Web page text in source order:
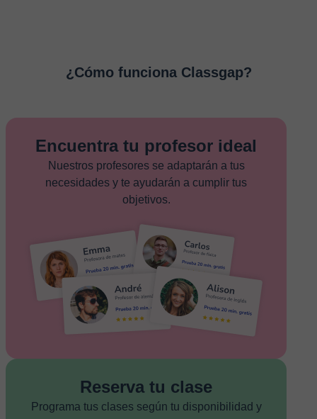
¿Cómo funciona Classgap?
Encuentra tu profesor ideal
Nuestros profesores se adaptarán a tus
necesidades y te ayudarán a cumplir tus
objetivos.
Reserva tu clase
Programa tus clases según tu disponibilidad y